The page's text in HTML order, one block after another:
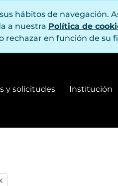
hábitos de navegación.
a nuestra Política de
rechazar en función de su
y solicitudes Institución